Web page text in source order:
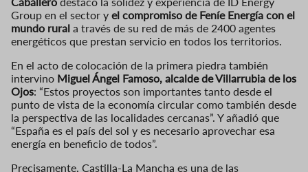
Group en el sector y el compromiso de Feníe Energía con el
mundo rural a través de su red de más de 2400 agentes
energéticos que prestan servicio en todos los territorios.
En el acto de colocación de la primera piedra también
intervino Miguel Ángel Famoso, alcalde de Villarrubia de los
Ojos: “Estos proyectos son importantes tanto desde el
punto de vista de la economía circular como también desde
la perspectiva de las localidades cercanas”. Y añadió que
“España es el país del sol y es necesario aprovechar esa
energía en beneficio de todos”.
Precisamente, Castilla-La Mancha es una de las